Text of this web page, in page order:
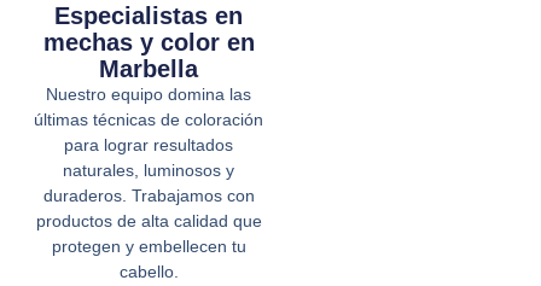
Especialistas en
mechas y color en
Marbella
Nuestro equipo domina las
últimas técnicas de coloración
para lograr resultados
naturales, luminosos y
duraderos. Trabajamos con
productos de alta calidad que
protegen y embellecen tu
cabello.